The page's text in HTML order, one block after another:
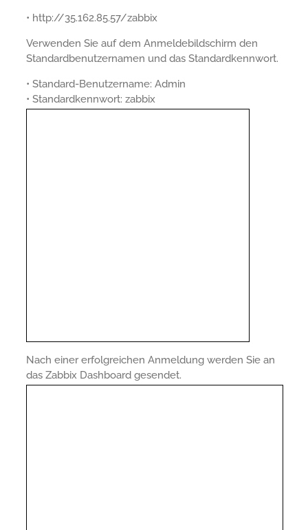
• http://35.162.85.57/zabbix
Verwenden Sie auf dem Anmeldebildschirm den
Standardbenutzernamen und das Standardkennwort.
• Standard-Benutzername: Admin
• Standardkennwort: zabbix
Nach einer erfolgreichen Anmeldung werden Sie an
das Zabbix Dashboard gesendet.